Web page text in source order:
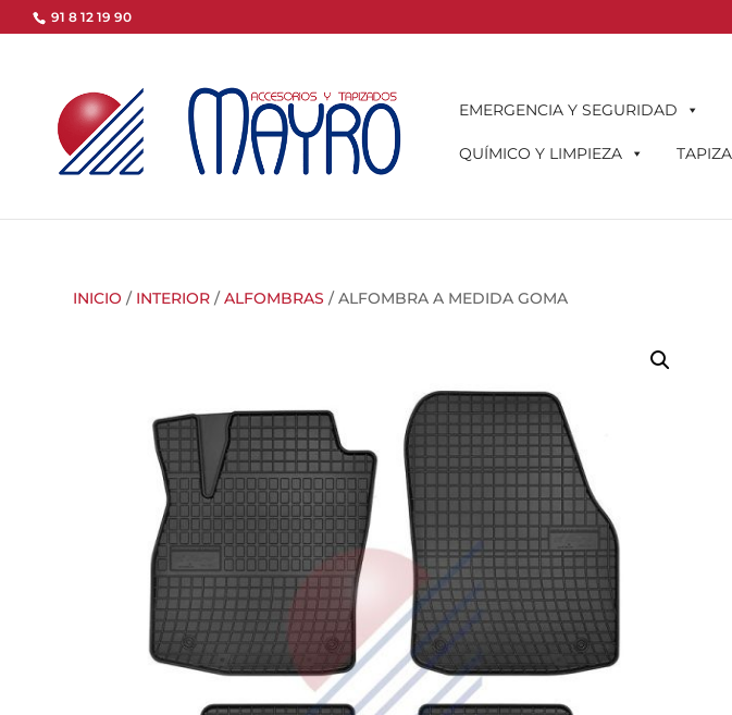
91 8 12 19 90
EMERGENCIA Y SEGURIDAD
QUÍMICO Y LIMPIEZA
INICIO / INTERIOR /ALFOMBRAS / ALFOMBRA A MEDIDA GOMA